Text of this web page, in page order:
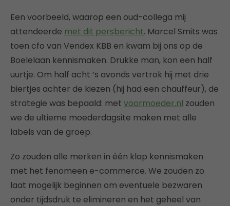
Een voorbeeld, waarop een oud-collega mij
attendeerde met dit persbericht. Marcel Smits was
toen cfo van Vendex KBB en kwam bij ons op de
Boelelaan kennismaken. Drukke man, kon een half
uurtje. Om half acht ’s avonds vertrok hij met drie
biertjes achter de kiezen (hij had een chauffeur), de
strategie was bepaald: met voormoeder.nl zouden
we de ultieme moederdagsite maken met alle
labels van de groep.
Zo zouden alle merken in één klap kennismaken
met het fenomeen e-commerce. We zouden zo
laat mogelijk beginnen om eventuele bezwaren
onder tijdsdruk te elimineren en het geheel van